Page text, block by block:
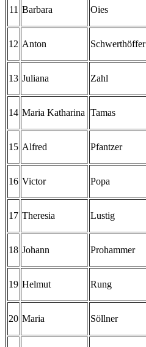
11 Barbara Oies
12 Anton Schwerthöffer
13 Juliana Zahl
14 Maria Katharina Tamas
15 Alfred Pfantzer
16 Victor Popa
17 Theresia Lustig
18 Johann Prohammer
19 Helmut Rung
20 Maria Söllner